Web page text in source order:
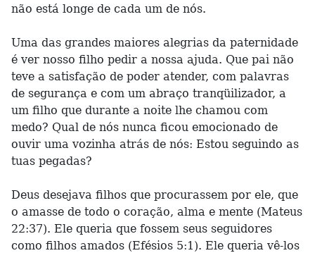
não está longe de cada um de nós.
Uma das grandes maiores alegrias da paternidade
é ver nosso filho pedir a nossa ajuda. Que pai não
teve a satisfação de poder atender, com palavras
de segurança e com um abraço tranqüilizador, a
um filho que durante a noite lhe chamou com
medo? Qual de nós nunca ficou emocionado de
ouvir uma vozinha atrás de nós: Estou seguindo as
tuas pegadas?
Deus desejava filhos que procurassem por ele, que
o amasse de todo o coração, alma e mente (Mateus
22:37). Ele queria que fossem seus seguidores
como filhos amados (Efésios 5:1). Ele queria vê-los